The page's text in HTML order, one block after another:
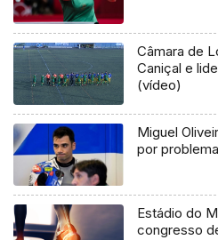
Câmara de
Caniçal e
(vídeo)
Miguel
por
Estádio do
congresso